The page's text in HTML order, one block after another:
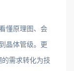
懂原理图、会
晶体管级。更
需求转化为技